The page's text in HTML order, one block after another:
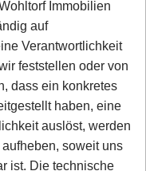
Immobilien
auf
Verantwortlichkeit
feststellen oder von
dass ein konkretes
haben, eine
auslöst, werden
soweit uns
ist. Die technische